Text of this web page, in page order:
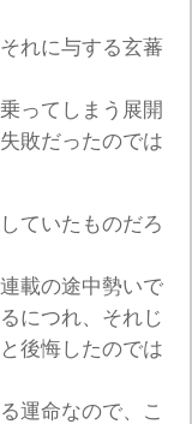
れに与する玄蕃
ってしまう展開
敗だったのでは
ていたものだろ
載の途中勢いで
につれ、それじ
後悔したのでは
運命なので、こ